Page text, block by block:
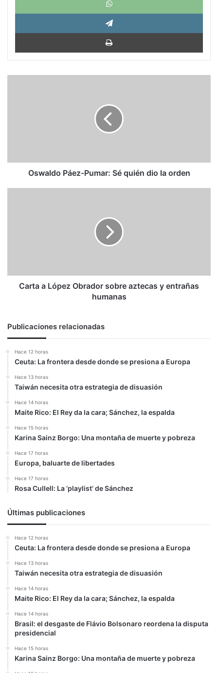
Oswaldo Páez-Pumar: Sé quién dio la orden
humanas
Carta a López Obrador sobre aztecas y entrañas
humanas
Publicaciones relacionadas
Hace 12 horas
Ceuta: La frontera desde donde se presiona a Europa
Hace 13 horas
Taiwán necesita otra estrategia de disuasión
Hace 14 horas
Maite Rico: El Rey da la cara; Sánchez, la espalda
Hace 15 horas
Karina Sainz Borgo: Una montaña de muerte y pobreza
Hace 17 horas
Europa, baluarte de libertades
Hace 17 horas
Rosa Cullell: La ‘playlist’ de Sánchez
Últimas publicaciones
Hace 12 horas
Ceuta: La frontera desde donde se presiona a Europa
Hace 13 horas
Taiwán necesita otra estrategia de disuasión
Hace 14 horas
Maite Rico: El Rey da la cara; Sánchez, la espalda
Hace 14 horas
Brasil: el desgaste de Flávio Bolsonaro reordena la disputa
presidencial
Hace 15 horas
Karina Sainz Borgo: Una montaña de muerte y pobreza